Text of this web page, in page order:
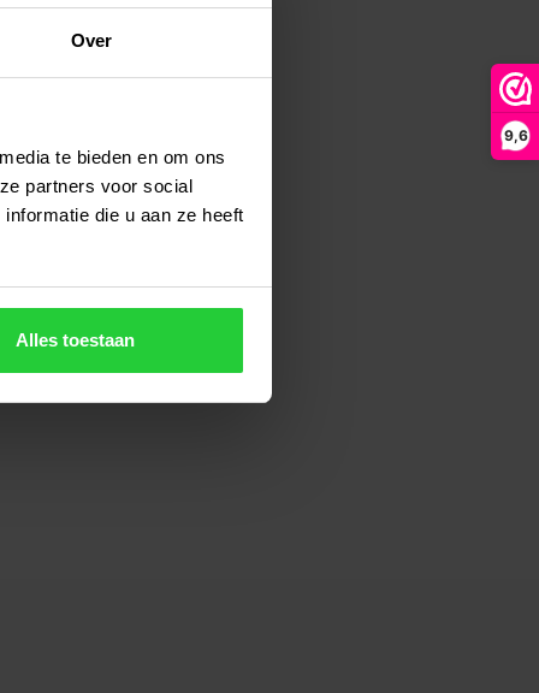
Over
te bieden en om ons
partners voor social
die u aan ze heeft
Alles toestaan
9,6